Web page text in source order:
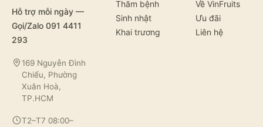
Hỗ trợ mỗi ngày —
Gọi/Zalo 091 4411
293
169 Nguyễn Đình
Chiểu, Phường
Xuân Hoà,
TP.HCM
T2–T7 08:00–
Thăm bệnh
Sinh nhật
Khai trương
Về VinFruits
Ưu đãi
Liên hệ